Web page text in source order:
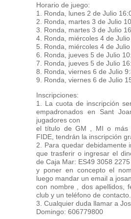
Horario de juego:
1. Ronda, lunes 2 de Julio
2. Ronda, martes 3 de Julio
3. Ronda, martes 3 de Julio
4. Ronda, miércoles 4 de
5. Ronda, miércoles 4 de
6. Ronda, jueves 5 de Julio
7. Ronda, jueves 5 de Julio
8. Ronda, viernes 6 de Julio
9. Ronda, viernes 6 de Julio
Inscripciones:
1. La cuota de inscripción
empadronados en Sant
jugadores con
el título de GM , MI o más
FIDE, tendrán la inscripción
2. Para quedar debidamente
que trasferir o ingresar el
de Caja Mar: ES49 3058
y poner en concepto el
luego mandar un email a
con nombre , dos apellidos,
club y un teléfono de contacto.
3. Cualquier duda llamar a
Domingo: 606779800